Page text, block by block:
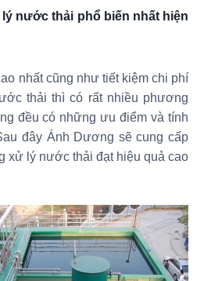
nước thải phổ biến nhất hiện
nhất cũng như tiết kiệm chi phí
thải thì có rất nhiều phương
đều có những ưu điểm và tính
đây Ánh Dương sẽ cung cấp
xử lý nước thải đạt hiệu quả cao